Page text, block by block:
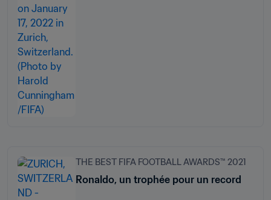
THE BEST FIFA FOOTBALL AWARDS™ 2021
Ronaldo, un trophée pour un record